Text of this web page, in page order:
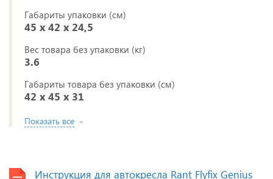
Габариты упаковки (см)
45 x 42 x 24,5
Вес товара без упаковки (кг)
3.6
Габариты товара без упаковки (см)
42 x 45 x 31
Показать все
Инструкция для автокресла Rant Flyfix Genius